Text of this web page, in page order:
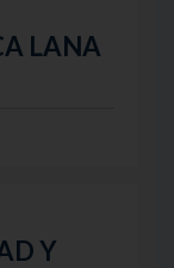
LANA
Y